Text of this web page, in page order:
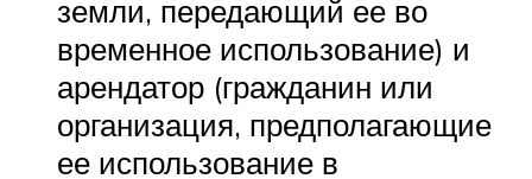
земли, передающий ее во
временное использование) и
арендатор (гражданин или
организация, предполагающие
ее использование в